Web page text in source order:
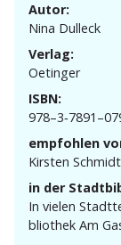
Autor:
Nina Dulleck
Verlag:
Oetinger
ISBN:
empfohlen
Kirsten Schmidt
in der
In vielen
bliothek Am